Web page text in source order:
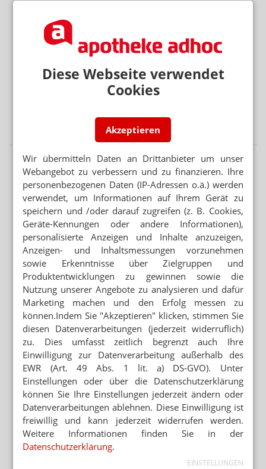
Diese Webseite verwendet
Cookies
Akzeptieren
Wir übermitteln Daten an Drittanbieter um unser
Webangebot zu verbessern und zu finanzieren. Ihre
personenbezogenen Daten (IP-Adressen o.ä.) werden
verwendet, um Informationen auf Ihrem Gerät zu
speichern und /oder darauf zugreifen (z. B. Cookies,
Geräte-Kennungen oder andere Informationen),
personalisierte Anzeigen und Inhalte anzuzeigen,
Anzeigen- und Inhaltsmessungen vorzunehmen
sowie Erkenntnisse über Zielgruppen und
Produktentwicklungen zu gewinnen sowie die
Nutzung unserer Angebote zu analysieren und dafür
Marketing machen und den Erfolg messen zu
können.Indem Sie "Akzeptieren" klicken, stimmen Sie
diesen Datenverarbeitungen (jederzeit widerruflich)
zu. Dies umfasst zeitlich begrenzt auch Ihre
Einwilligung zur Datenverarbeitung außerhalb des
EWR (Art. 49 Abs. 1 lit. a) DS-GVO). Unter
Einstellungen oder über die Datenschutzerklärung
können Sie Ihre Einstellungen jederzeit ändern oder
Datenverarbeitungen ablehnen. Diese Einwilligung ist
freiwillig und kann jederzeit widerrufen werden.
Weitere Informationen finden Sie in der
Datenschutzerklärung.
EINSTELLUNGEN
Mehr aus Ressort
„SCHWEREGRAD IST BEISPIELLOS“
Ebola: Behörde will mögliche Mutation abklären
APP FÜR BRUSTKREBSPATIENTINNEN
„Wie eine Ärztin in der Handtasche“
Notdienst-Apotheker rettet Nussallergiker